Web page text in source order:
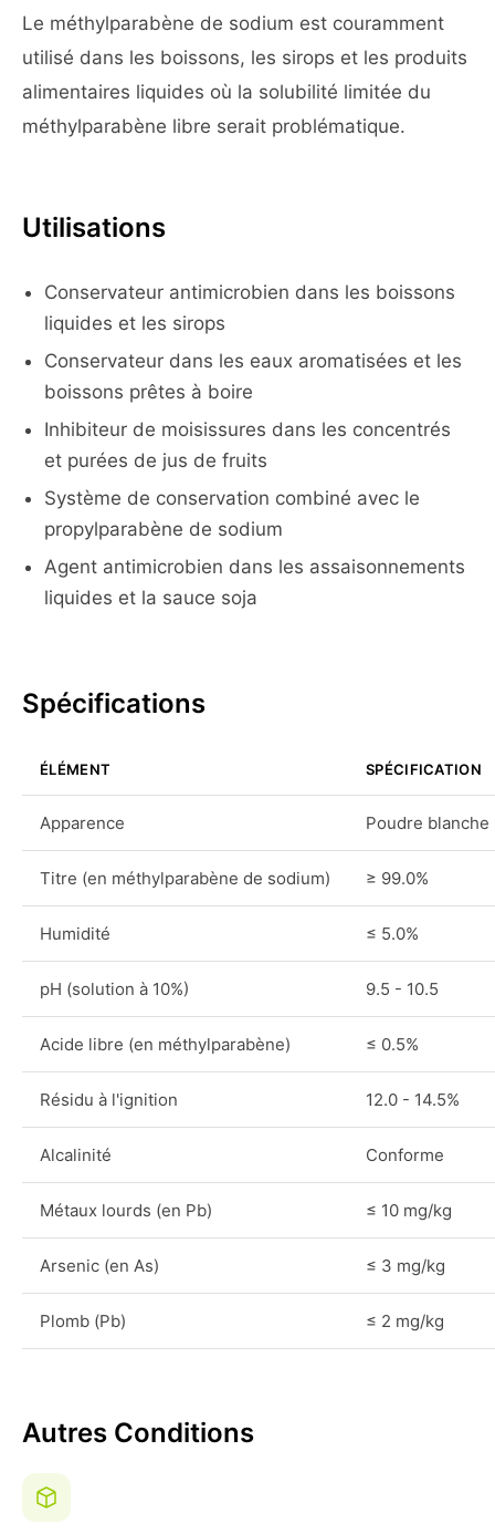
Le méthylparabène de sodium est couramment
utilisé dans les boissons, les sirops et les produits
alimentaires liquides où la solubilité limitée du
méthylparabène libre serait problématique.
Utilisations
Conservateur antimicrobien dans les boissons
liquides et les sirops
Conservateur dans les eaux aromatisées et les
boissons prêtes à boire
Inhibiteur de moisissures dans les concentrés
et purées de jus de fruits
Système de conservation combiné avec le
propylparabène de sodium
Agent antimicrobien dans les assaisonnements
liquides et la sauce soja
Spécifications
ÉLÉMENT SPÉCIFICATION
Apparence Poudre
Titre (en méthylparabène de sodium) ≥ 99.0%
Humidité ≤ 5.0%
pH (solution à 10%) 9.5 - 10.5
Acide libre (en méthylparabène) ≤ 0.5%
Résidu à l'ignition 12.0 - 14.5%
Alcalinité Conforme
Métaux lourds (en Pb) ≤ 10 mg/kg
Arsenic (en As) ≤ 3 mg/kg
Plomb (Pb) ≤ 2 mg/kg
Autres Conditions